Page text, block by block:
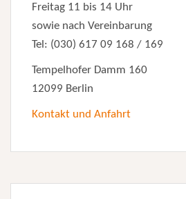
Freitag 11 bis 14 Uhr
sowie nach Vereinbarung
Tel: (030) 617 09 168 / 169
Tempelhofer Damm 160
12099 Berlin
Kontakt und Anfahrt